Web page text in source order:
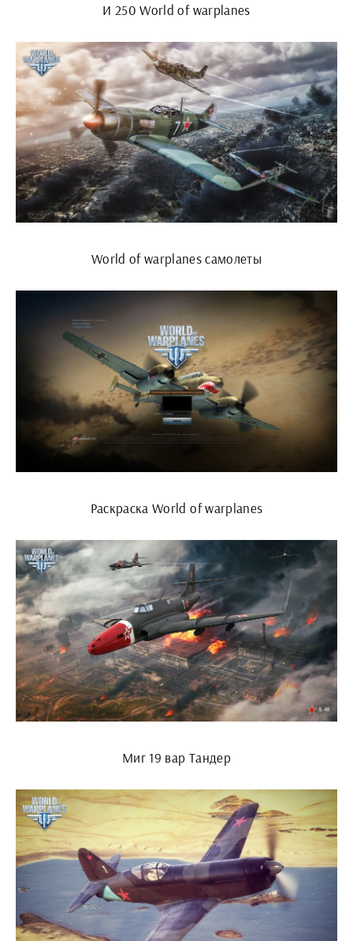
И 250 World of warplanes
World of warplanes самолеты
Раскраска World of warplanes
Миг 19 вар Тандер